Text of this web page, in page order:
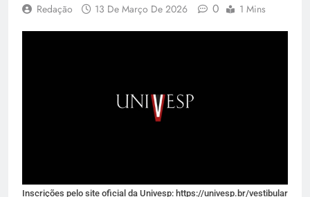
Redação 13 De Março De 2026 0 1 Mins
Inscrições pelo site oficial da Univesp: https://univesp.br/vestibular